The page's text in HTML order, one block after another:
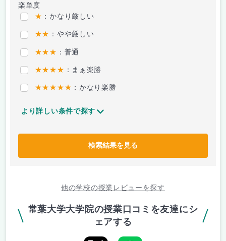
楽単度
★ ：かなり厳しい
★★ ：やや厳しい
★★★ ：普通
★★★★ ：まぁ楽勝
★★★★★ ：かなり楽勝
より詳しい条件で探す
検索結果を見る
他の学校の授業レビューを探す
常葉大学大学院の授業口コミを友達にシ
ェアする